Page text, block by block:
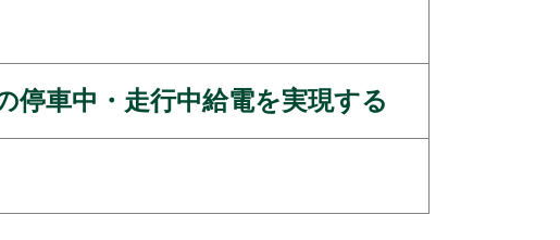
停車中・走行中給電を実現する